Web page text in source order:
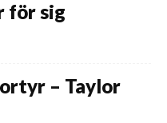
för sig
– Taylor